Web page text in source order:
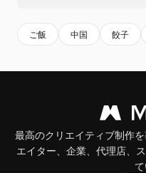
ご飯 中国 餃子
最高のクリエイティブ制作
エイター、企業、代理店、